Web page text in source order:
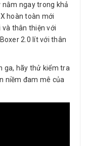
ngay trong khả
hoàn toàn mới
thân thiện với
2.0 lít với thân
ga, hãy thử kiểm tra
niềm đam mê của